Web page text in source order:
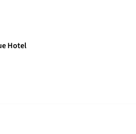
Hotel